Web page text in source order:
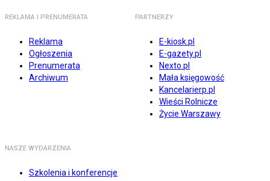
REKLAMA I PRENUMERATA
Reklama
Ogłoszenia
Prenumerata
Archiwum
PARTNERZY
E-kiosk.pl
E-gazety.pl
Nexto.pl
Mała księgowość
Kancelarierp.pl
Wieści Rolnicze
Życie Warszawy
NASZE WYDARZENIA
Szkolenia i konferencje